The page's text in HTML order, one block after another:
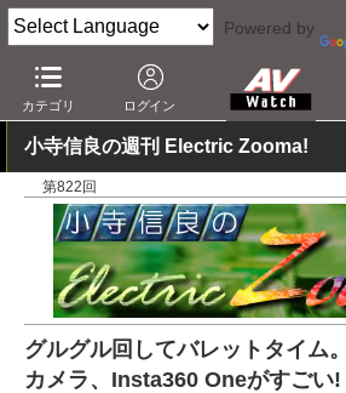
Powered by
カテゴリ ログイン
AV Watch 製品 アクションカム その他
小寺信良の週刊 Electric Zooma!
第822回
グルグル回してバレットタイム
カメラ、Insta360 Oneがすごい!